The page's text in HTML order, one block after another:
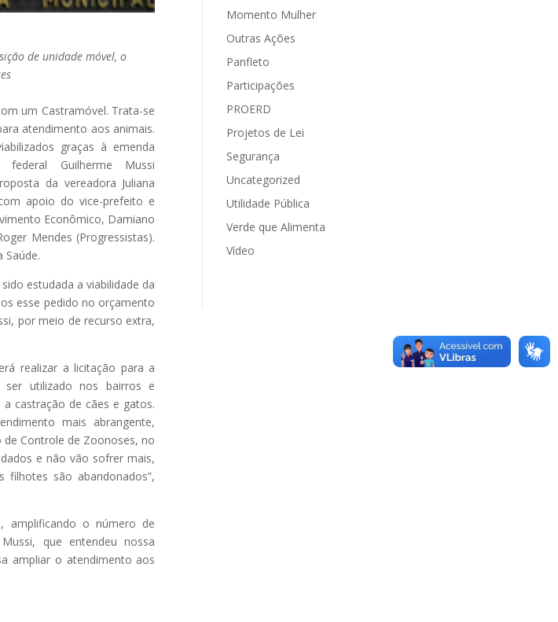
de unidade móvel, o
um Castramóvel. Trata-se
atendimento aos animais.
graças à emenda
Guilherme Mussi
da vereadora Juliana
apoio do vice-prefeito e
Econômico, Damiano
Mendes (Progressistas).
Saúde.
estudada a viabilidade da
esse pedido no orçamento
por meio de recurso extra,
realizar a licitação para a
utilizado nos bairros e
castração de cães e gatos.
mais abrangente,
Controle de Zoonoses, no
e não vão sofrer mais,
são abandonados”,
amplificando o número de
que entendeu nossa
ampliar o atendimento aos
Momento Mulher
Outras Ações
Panfleto
Participações
PROERD
Projetos de Lei
Segurança
Uncategorized
Utilidade Pública
Verde que Alimenta
Vídeo